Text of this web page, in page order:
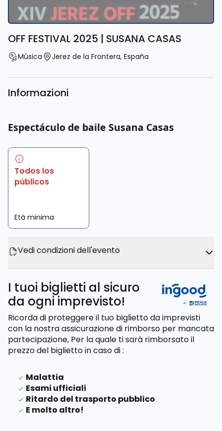
OFF FESTIVAL 2025 | SUSANA CASAS
Música Jerez de la Frontera, España
Informazioni
Espectáculo de baile Susana Casas
Todos los
públicos
Età minima
Vedi condizioni dell'evento
I tuoi biglietti al sicuro
da ogni imprevisto!
Ricorda di proteggere il tuo biglietto da imprevisti
con la nostra assicurazione di rimborso per mancata
partecipazione, Per la quale ti sarà rimborsato il
prezzo del bigliettoin caso di:
Malattia
Esami ufficiali
Ritardo del trasporto pubblico
E molto altro!